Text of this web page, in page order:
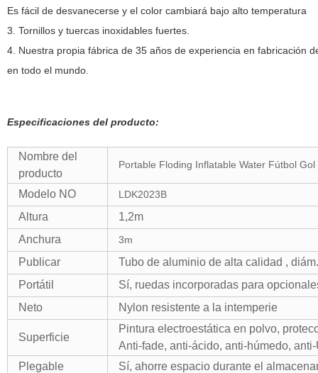
Es fácil de desvanecerse y el color cambiará bajo alto temperatura
3. Tornillos y tuercas inoxidables fuertes.
4. Nuestra propia fábrica de 35 años de experiencia en fabricación
en todo el mundo.
Especificaciones del producto:
Nombre del
producto
Portable Floding Inflatable Water Fútbol
Modelo NO LDK2023B
Altura
1,2m
Anchura
3m
Publicar
Tubo de aluminio de alta calidad ,
Portátil
Sí, ruedas incorporadas para
Neto
Nylon resistente a la intemperie
Superficie
Pintura electroestática en polvo,
Anti-fade, anti-ácido, anti-húmedo,
Plegable
Sí, ahorre espacio durante el